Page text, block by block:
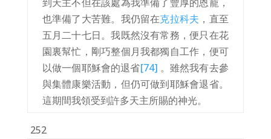
也準備了大苦難。我仍留在克拉科夫 ，直至
五月二十七日。我既然沒有常務，便只在花
園裏幫忙，剛巧整個月我都獨自工作，便可
以做一個耶穌會的退省[74] 。雖然我有去參
與集體康樂活動，但仍可做到耶穌會退省。
這期間我領受到許多天主所賜的神光。
252